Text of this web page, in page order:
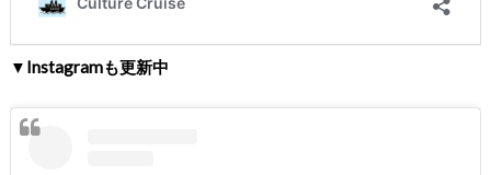
▼Instagramも更新中